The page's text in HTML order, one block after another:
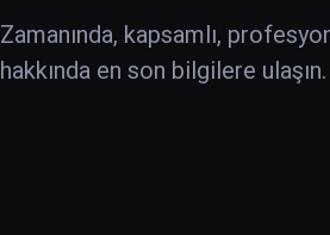
Zamanında, kapsamlı,
hakkında en son bilgilere ulaşın.